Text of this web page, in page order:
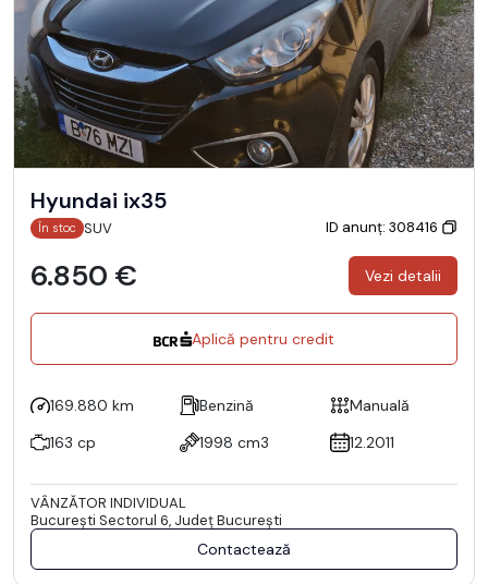
Hyundai ix35
În stoc SUV ID anunț: 308416
6.850 € Vezi detalii
Aplică pentru credit
169.880 km Benzină
Manuală
163 cp
1998 cm3 12.2011
VÂNZĂTOR INDIVIDUAL
Bucureşti Sectorul 6, Județ București
Contactează